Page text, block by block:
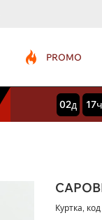
PROMO
02дней
17
Куртка,